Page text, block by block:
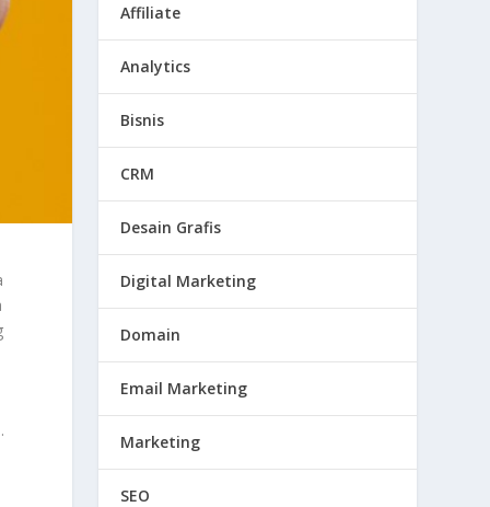
Affiliate
Analytics
Bisnis
CRM
Desain Grafis
Digital Marketing
Domain
Email Marketing
Marketing
SEO